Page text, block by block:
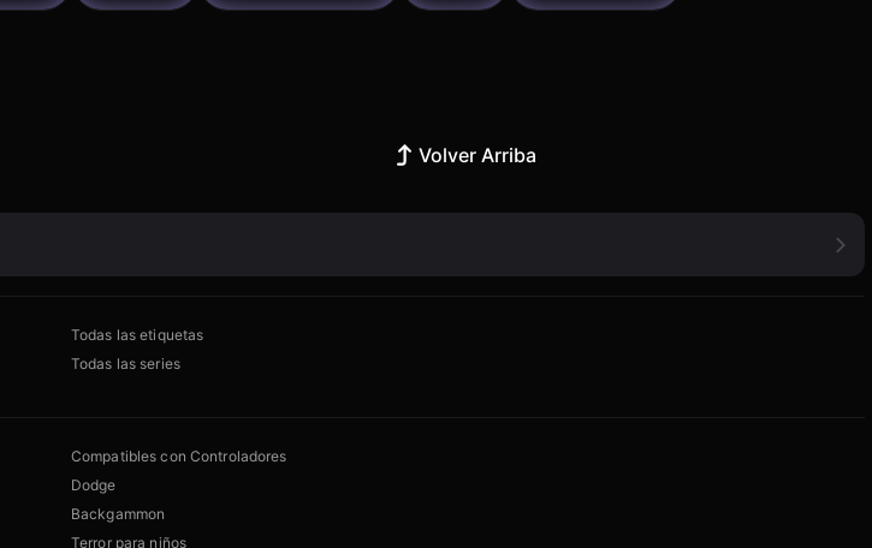
Volver Arriba
Todas las etiquetas
Todas las series
Compatibles con Controladores
Dodge
Backgammon
Terror para niños